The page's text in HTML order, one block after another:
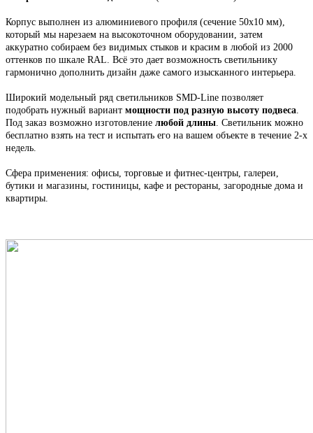
Корпус выполнен из алюминиевого профиля (сечение 50х10 мм),
который мы нарезаем на высокоточном оборудовании, затем
аккуратно собираем без видимых стыков и красим в любой из 2000
оттенков по шкале RAL. Всё это дает возможность светильнику
гармонично дополнить дизайн даже самого изысканного интерьера.
Широкий модельный ряд светильников SMD-Line позволяет
подобрать нужный вариант мощности под разную высоту подвеса.
Под заказ возможно изготовление любой длины. Светильник можно
бесплатно взять на тест и испытать его на вашем объекте в течение 2-х
недель.
Сфера применения: офисы, торговые и фитнес-центры, галереи,
бутики и магазины, гостиницы, кафе и рестораны, загородные дома и
квартиры.